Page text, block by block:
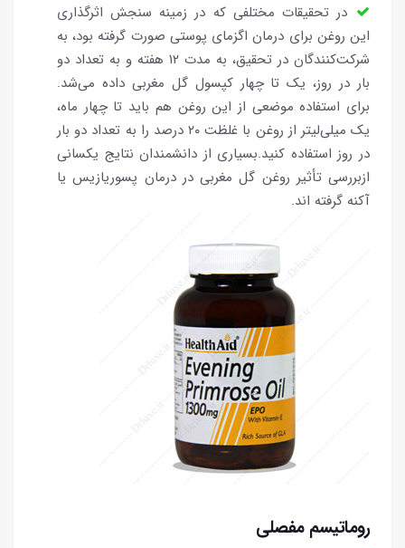
در تحقیقات مختلفی که در زمینه سنجش اثرگذاری
این روغن برای درمان اگزمای پوستی صورت گرفته بود، به
شرکت‌کنندگان در تحقیق، به مدت ۱۲ هفته و به تعداد دو
بار در روز، یک تا چهار کپسول گل مغربی داده می‌شد.
برای استفاده موضعی از این روغن هم باید تا چهار ماه،
یک میلی‌لیتر از روغن با غلظت ۲۰ درصد را به تعداد دو بار
در روز استفاده کنید.بسیاری از دانشمندان نتایج یکسانی
ازبررسی تأثیر روغن گل مغربی در درمان پسوریازیس یا
آکنه گرفته اند.
روماتیسم مفصلی